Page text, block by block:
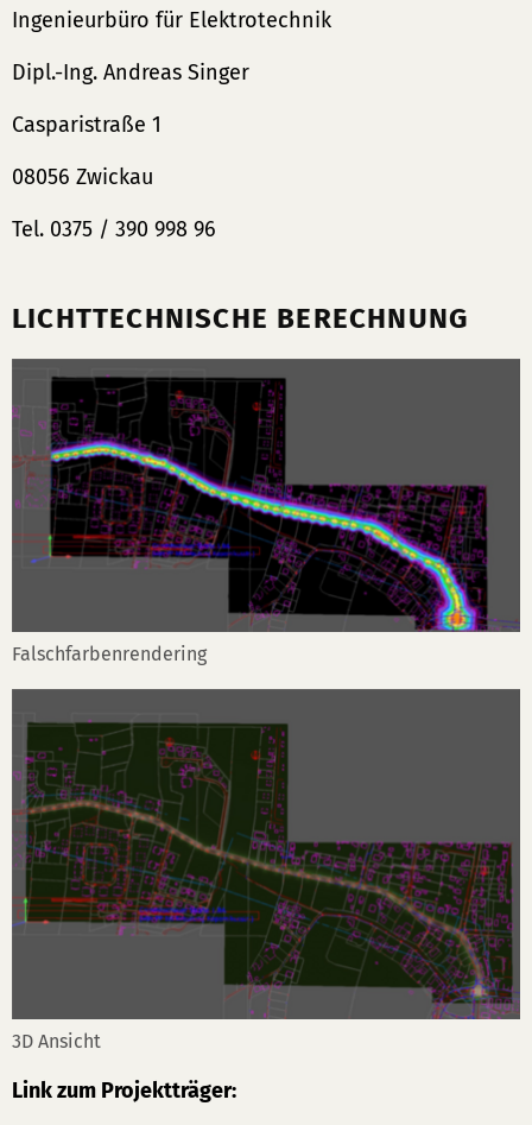
Ingenieurbüro für Elektrotechnik
Dipl.-Ing. Andreas Singer
Casparistraße 1
08056 Zwickau
Tel. 0375 / 390 998 96
LICHTTECHNISCHE BERECHNUNG
Falschfarbenrendering
3D Ansicht
Link zum Projektträger: